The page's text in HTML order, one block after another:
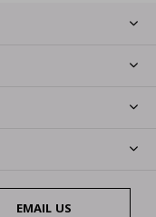
EMAIL US